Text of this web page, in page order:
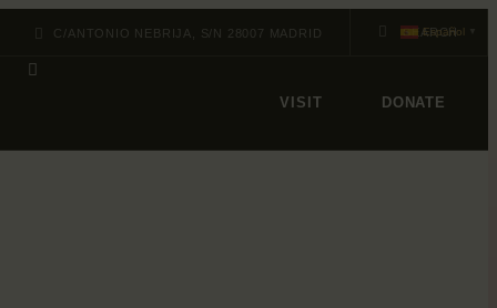
C/ANTONIO NEBRIJA, S/N 28007 MADRID
VISIT DONATE
Español